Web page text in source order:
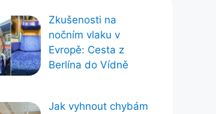
Zkušenosti na
nočním vlaku v
Evropě: Cesta z
Berlína do Vídně
Jak vyhnout chybám